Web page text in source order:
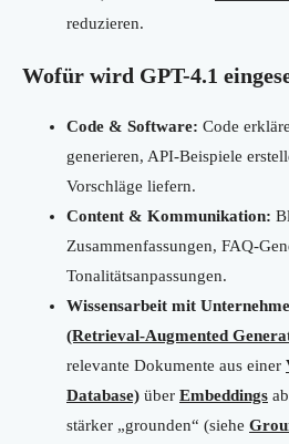
reduzieren.
Wofür wird GPT-4.1
Code & Software: Code
generieren, API-Beispiele
Vorschläge liefern.
Content & Kommunikation:
Zusammenfassungen, FAQ-
Tonalitätsanpassungen.
Wissensarbeit mit
(Retrieval-Augmented
relevante Dokumente aus einer
Database) über Embeddings
stärker „grounden“ (siehe